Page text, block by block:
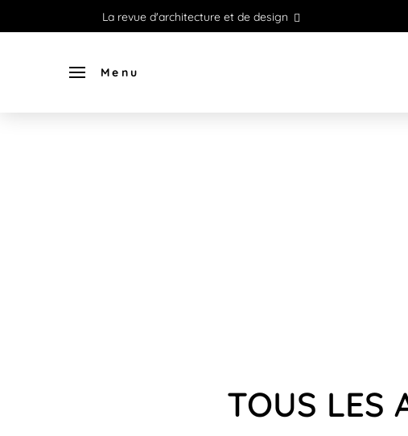
La revue d'architecture et de design
Menu
TOUS LES